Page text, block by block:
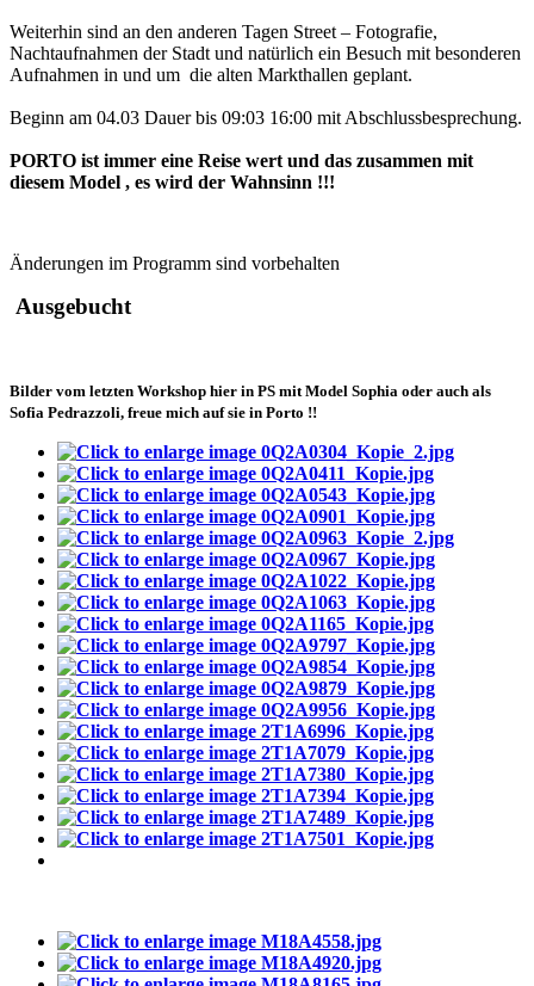
Weiterhin sind an den anderen Tagen Street – Fotografie,
Nachtaufnahmen der Stadt und natürlich ein Besuch mit besonderen
Aufnahmen in und um die alten Markthallen geplant.
Beginn am 04.03 Dauer bis 09:03 16:00 mit Abschlussbesprechung.
PORTO ist immer eine Reise wert und das zusammen mit
diesem Model , es wird der Wahnsinn !!!
Änderungen im Programm sind vorbehalten
Ausgebucht
Bilder vom letzten Workshop hier in PS mit Model Sophia oder auch als
Sofia Pedrazzoli, freue mich auf sie in Porto !!